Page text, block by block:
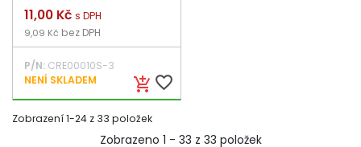
add_shopping_cart favorite_border
Cena
11,00 Kč s DPH
9,09 Kč bez DPH
P/N: CRE00010S-3
NENÍ SKLADEM
Zobrazení 1-24 z 33 položek
Zobrazeno 1 - 33 z 33 položek